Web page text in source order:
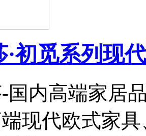
·初觅系列现
国内高端家居
现代欧式家